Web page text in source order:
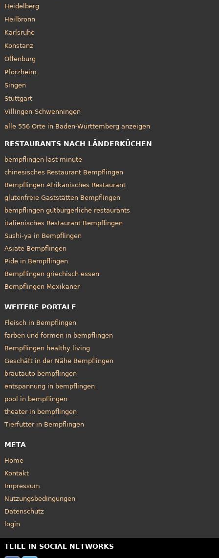
Heidelberg
Heilbronn
Karlsruhe
Konstanz
Offenburg
Pforzheim
Singen
Stuttgart
Villingen-Schwenningen
alle 556 Orte in Baden-Württemberg anzeigen
RESTAURANTS NACH LÄNDERKÜCHEN
bempflingen last minute
chinesisches Restaurant Bempflingen
Bempflingen Afrikanisches Restaurant
glutenfreie Gaststätten Bempflingen
bempflingen gutbürgerliche restaurants
italienisches Restaurant Bempflingen
Sushi-ya in Bempflingen
Asiate Bempflingen
Pide in Bempflingen
Bempflingen griechisch essen
Bempflingen Mexikaner
WEITERE PORTALE
Fleisch in Bempflingen
farben und formen in bempflingen
Bempflingen healthy living
Geschäft in der Nähe Bempflingen
brautauto bempflingen
entspannung in bempflingen
pool in bempflingen
theater in bempflingen
Tierfutter in Bempflingen
META
Home
Kontakt
Impressum
Nutzungsbedingungen
Datenschutz
login
TEILE IN SOCIAL NETWORKS